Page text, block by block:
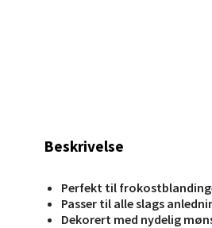
Beskrivelse
Perfekt til
Passer til alle slags
Dekorert med nydelig